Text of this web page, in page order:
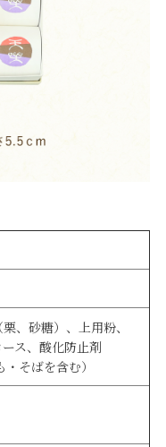
、砂糖）、上用粉、
ス、酸化防止剤
そばを含む）